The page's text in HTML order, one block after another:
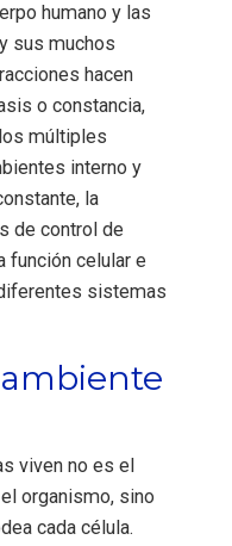
humano y las
sus muchos
hacen
o constancia,
múltiples
interno y
la
de control de
función celular e
sistemas
viven no es el
organismo, sino
cada célula.